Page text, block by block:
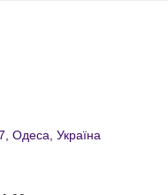
Одеса, Україна